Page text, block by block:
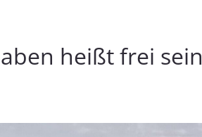
heißt frei sein